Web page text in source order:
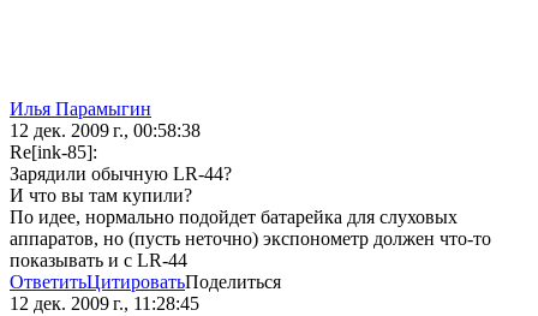
Илья Парамыгин
12 дек. 2009 г., 00:58:38
Re[ink-85]:
Зарядили обычную LR-44?
И что вы там купили?
По идее, нормально подойдет батарейка для слуховых
аппаратов, но (пусть неточно) экспонометр должен что-то
показывать и с LR-44
ОтветитьЦитироватьПоделиться
12 дек. 2009 г., 11:28:45